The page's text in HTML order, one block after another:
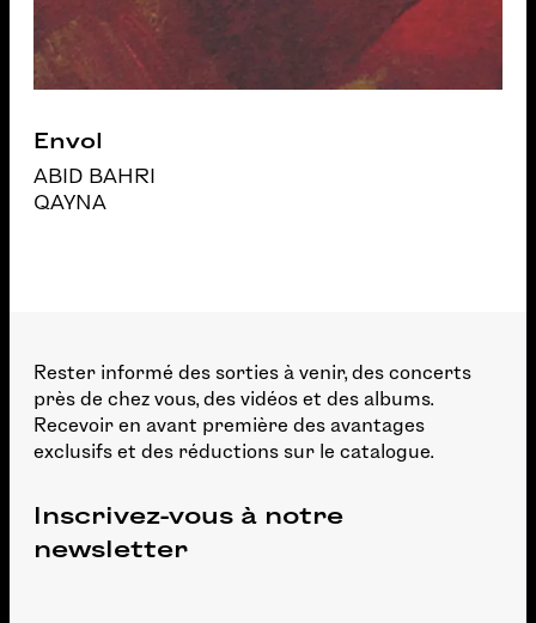
Envol
ABID BAHRI
QAYNA
Rester informé des sorties à venir, des concerts
près de chez vous, des vidéos et des albums.
Recevoir en avant première des avantages
exclusifs et des réductions sur le catalogue.
Inscrivez-vous à notre
newsletter